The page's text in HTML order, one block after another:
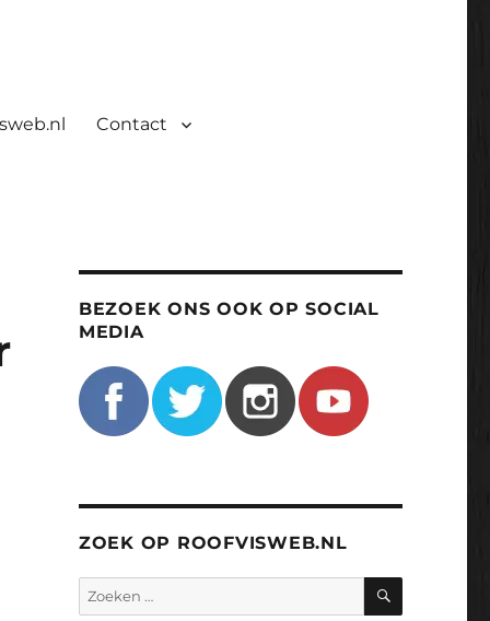
Contact
BEZOEK ONS OOK OP SOCIAL
MEDIA
ZOEK OP ROOFVISWEB.NL
Zoeken
naar:
ZOEKEN